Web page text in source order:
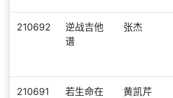
210692
逆战吉他
谱
张杰
210691
若生命在
黄凯芹